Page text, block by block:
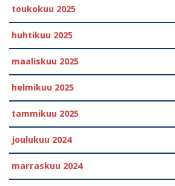
toukokuu 2025
huhtikuu 2025
maaliskuu 2025
helmikuu 2025
tammikuu 2025
joulukuu 2024
marraskuu 2024